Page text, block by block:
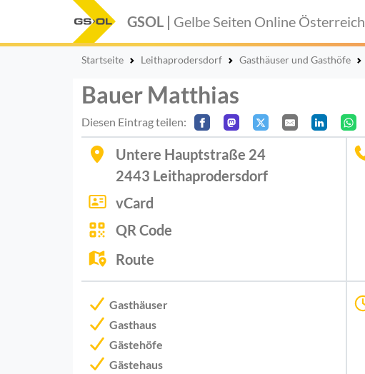
GSOL | Gelbe Seiten Online Österreich
Startseite Leithaprodersdorf Gasthäuser und Gasthöfe
Bauer Matthias
Diesen Eintrag teilen:
Untere Hauptstraße 24
2443 Leithaprodersdorf
vCard
QR Code
Route
Gasthäuser
Gasthaus
Gästehöfe
Gästehaus